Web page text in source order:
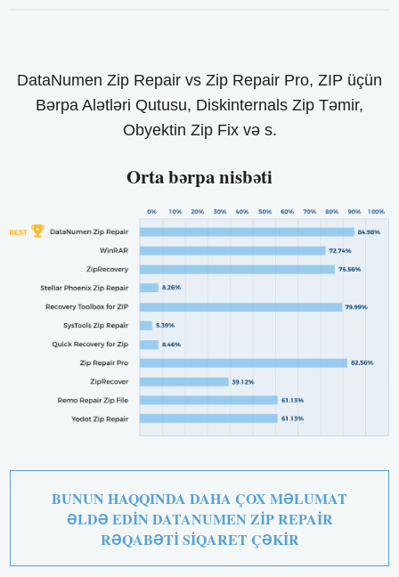
DataNumen Zip Repair vs Zip Repair Pro, ZIP üçün
Bərpa Alətləri Qutusu, Diskinternals Zip Təmir,
Obyektin Zip Fix və s.
Orta bərpa nisbəti
BUNUN HAQQINDA DAHA ÇOX MƏLUMAT
ƏLDƏ EDIN DATANUMEN ZIP REPAIR
RƏQABƏTI SIQARET ÇƏKIR